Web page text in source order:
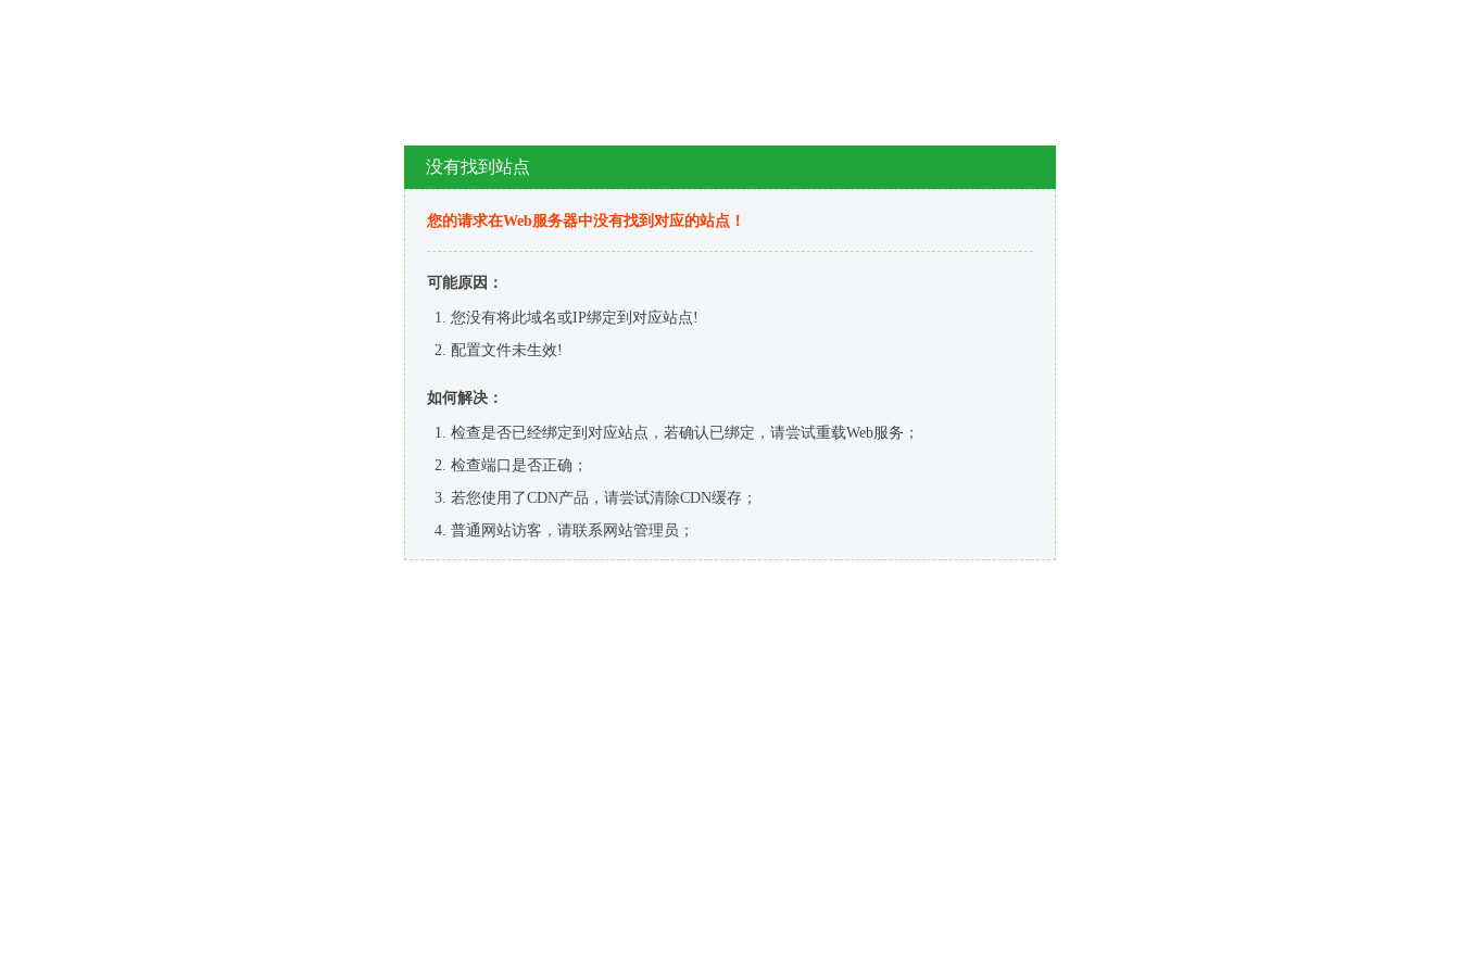
没有找到站点
您的请求在Web服务器中没有找到对应的站点！
可能原因：
您没有将此域名或IP绑定到对应站点!
配置文件未生效!
如何解决：
检查是否已经绑定到对应站点，若确认已绑定，请尝试重载Web服务；
检查端口是否正确；
若您使用了CDN产品，请尝试清除CDN缓存；
普通网站访客，请联系网站管理员；